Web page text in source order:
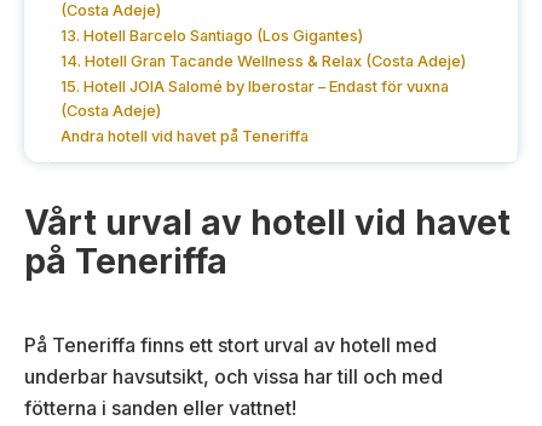
(Costa Adeje)
13. Hotell Barcelo Santiago (Los Gigantes)
14. Hotell Gran Tacande Wellness & Relax (Costa Adeje)
15. Hotell JOIA Salomé by Iberostar – Endast för vuxna
(Costa Adeje)
Andra hotell vid havet på Teneriffa
Vårt urval av hotell vid havet
på Teneriffa
På Teneriffa finns ett stort urval av hotell med
underbar havsutsikt, och vissa har till och med
fötterna i sanden eller vattnet!